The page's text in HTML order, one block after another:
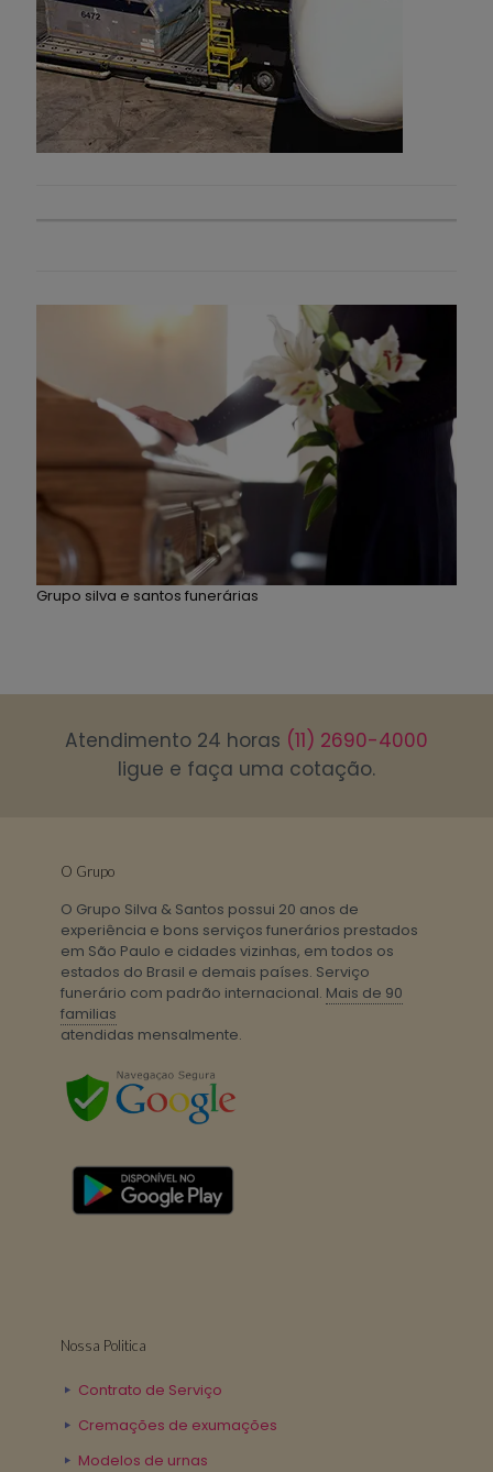
Grupo silva e santos funerárias
Atendimento 24 horas (11) 2690-4000
ligue e faça uma cotação.
O Grupo
O Grupo Silva & Santos possui 20 anos de
experiência e bons serviços funerários prestados
em São Paulo e cidades vizinhas, em todos os
estados do Brasil e demais países. Serviço
funerário com padrão internacional. Mais de 90
familias
atendidas mensalmente.
Nossa Politica
Contrato de Serviço
Cremações de exumações
Modelos de urnas